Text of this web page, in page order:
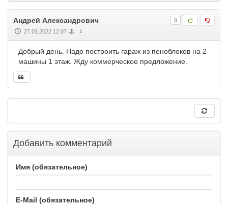
0
Андрей Александрович
27.01.2022 12:07 1
Добрый день. Надо построить гараж из пеноблоков на 2
машины 1 этаж. Жду коммерческое предложение.
Добавить комментарий
Имя (обязательное)
E-Mail (обязательное)